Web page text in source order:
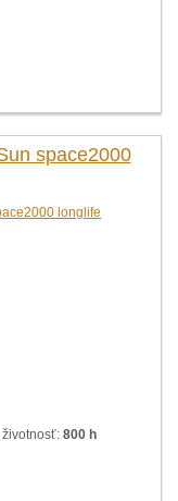
space2000
životnosť: 800 h